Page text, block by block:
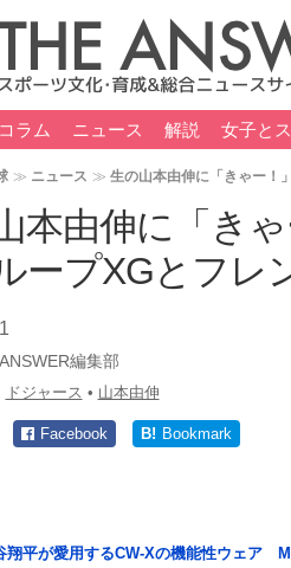
コラム ニュース 解説 女子と
ニュース 生の山本由伸に「きゃー！
本由伸に「き
ープXGとフレ
編集部
ドジャース • 山本由伸
Facebook B! Bookmark
翔平が愛用するCW-Xの機能性ウェア